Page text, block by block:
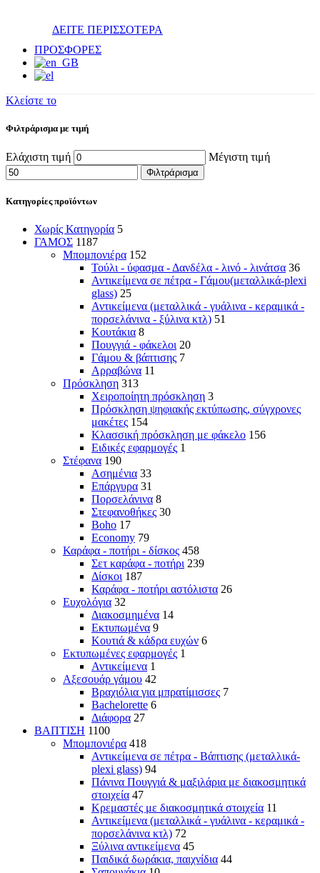
ΔΕΙΤΕ ΠΕΡΙΣΣΟΤΕΡΑ
ΠΡΟΣΦΟΡΕΣ
Κλείστε το
Φιλτράρισμα με τιμή
Ελάχιστη τιμή Μέγιστη τιμή
Φιλτράρισμα
Κατηγορίες προϊόντων
Χωρίς Κατηγορία 5
ΓΑΜΟΣ 1187
Μπομπονιέρα 152
Τούλι - ύφασμα - Δανδέλα - λινό - λινάτσα 36
Αντικείμενα σε πέτρα - Γάμου(μεταλλικά-plexi
glass) 25
Αντικείμενα (μεταλλικά - γυάλινα - κεραμικά -
πορσελάνινα - ξύλινα κτλ) 51
Κουτάκια 8
Πουγγιά - φάκελοι 20
Γάμου & βάπτισης 7
Αρραβώνα 11
Πρόσκληση 313
Χειροποίητη πρόσκληση 3
Πρόσκληση ψηφιακής εκτύπωσης, σύγχρονες
μακέτες 154
Κλασσική πρόσκληση με φάκελο 156
Ειδικές εφαρμογές 1
Στέφανα 190
Ασημένια 33
Επάργυρα 31
Πορσελάνινα 8
Στεφανοθήκες 30
Boho 17
Economy 79
Καράφα - ποτήρι - δίσκος 458
Σετ καράφα - ποτήρι 239
Δίσκοι 187
Καράφα - ποτήρι αστόλιστα 26
Ευχολόγια 32
Διακοσμημένα 14
Εκτυπωμένα 9
Κουτιά & κάδρα ευχών 6
Εκτυπωμένες εφαρμογές 1
Αντικείμενα 1
Αξεσουάρ γάμου 42
Βραχιόλια για μπρατίμισσες 7
Bachelorette 6
Διάφορα 27
ΒΑΠΤΙΣΗ 1100
Μπομπονιέρα 418
Αντικείμενα σε πέτρα - Βάπτισης (μεταλλικά-
plexi glass) 94
Πάνινα Πουγγιά & μαξιλάρια με διακοσμητικά
στοιχεία 47
Κρεμαστές με διακοσμητικά στοιχεία 11
Αντικείμενα (μεταλλικά - γυάλινα - κεραμικά -
πορσελάνινα κτλ) 72
Ξύλινα αντικείμενα 45
Παιδικά δωράκια, παιχνίδια 44